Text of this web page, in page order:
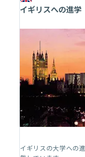
イギリスへの進学
イギリスの大学への